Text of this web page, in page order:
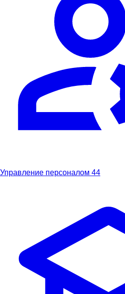
Управление персоналом 44